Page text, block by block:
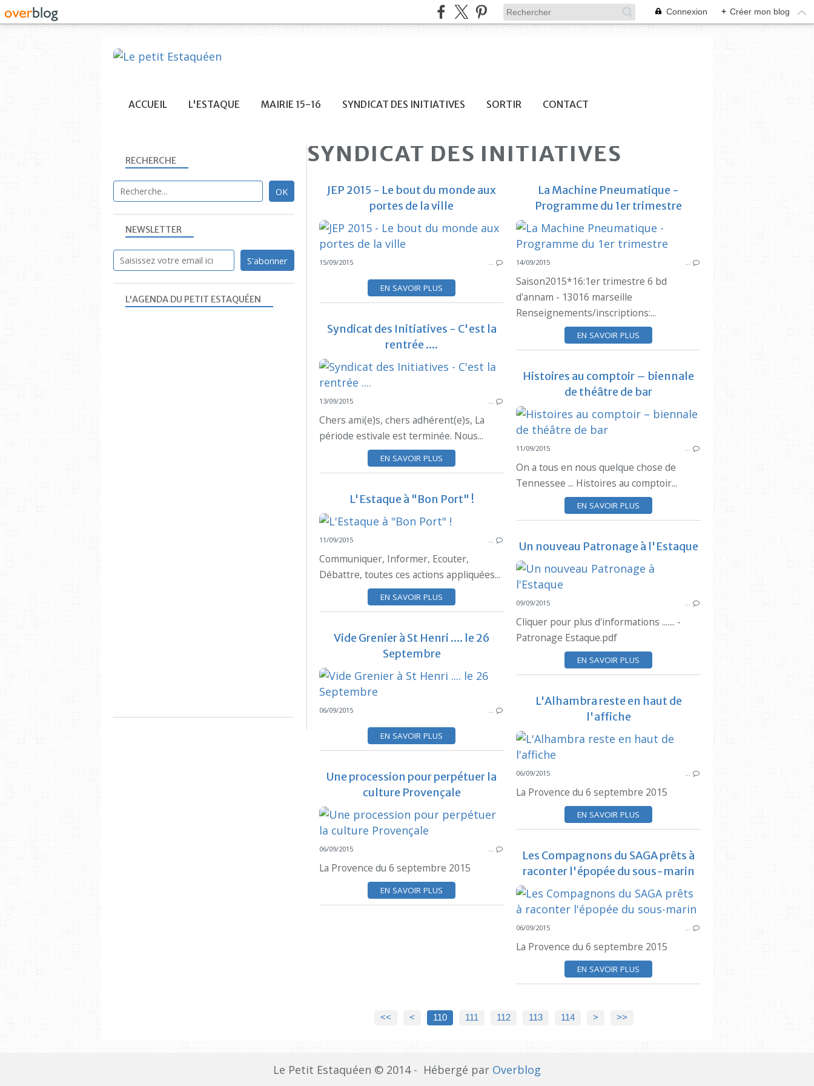
Connexion + Créer mon blog
ACCUEIL L'ESTAQUE MAIRIE 15-16 SYNDICAT DES INITIATIVES SORTIR CONTACT
SYNDICAT DES INITIATIVES
JEP 2015 - Le bout du monde aux
portes de la ville
ESTAQUE
SYNDICAT DES INITIATIVES
15/09/2015 …
EN SAVOIR PLUS
La Machine Pneumatique -
Programme du 1er trimestre
SYNDICAT
14/09/2015 …
Saison2015*16:1er trimestre 6 bd
d'annam - 13016 marseille
Renseignements/inscriptions:...
EN SAVOIR PLUS
Syndicat des Initiatives - C'est la
rentrée ....
SYNDICAT DES INITIATIVES
ESTAQUE
13/09/2015 …
Chers ami(e)s, chers adhérent(e)s, La
période estivale est terminée. Nous...
EN SAVOIR PLUS
Histoires au comptoir – biennale
de théâtre de bar
11/09/2015 …
On a tous en nous quelque chose de
Tennessee ... Histoires au comptoir...
EN SAVOIR PLUS
L'Estaque à "Bon Port" !
CIQ ESTAQUE
11/09/2015 …
Communiquer, Informer, Ecouter,
Débattre, toutes ces actions appliquées...
EN SAVOIR PLUS
Un nouveau Patronage à l'Estaque
SYNDICAT
09/09/2015 …
Cliquer pour plus d'informations ....... -
Patronage Estaque.pdf
EN SAVOIR PLUS
Vide Grenier à St Henri .... le 26
Septembre
SYNDICAT DES INITIATIVES
06/09/2015 …
EN SAVOIR PLUS
L'Alhambra reste en haut de
l'affiche
06/09/2015 …
La Provence du 6 septembre 2015
EN SAVOIR PLUS
Une procession pour perpétuer la
culture Provençale
ESTAQUE
PRESSE LOCALE ESTAQUE
CULTURE
06/09/2015 …
La Provence du 6 septembre 2015
EN SAVOIR PLUS
Les Compagnons du SAGA prêts à
raconter l'épopée du sous-marin
PRESSE
06/09/2015 …
La Provence du 6 septembre 2015
EN SAVOIR PLUS
<< < 100
110 111 112 113 114 > >>
NEWSLETTER
RECHERCHE
L'AGENDA DU PETIT ESTAQUÉEN
Le Petit Estaquéen © 2014 - Hébergé par Overblog